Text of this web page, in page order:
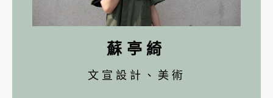
蘇亭綺
文宣設計、美術